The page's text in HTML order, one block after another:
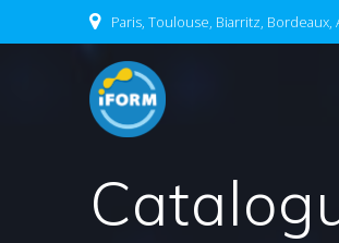
to
Paris, Toulouse, Biarritz,